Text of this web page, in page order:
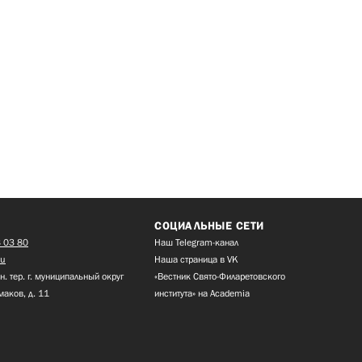
03 80
тер. г. муниципальный округ
д. 11
СОЦИАЛЬНЫЕ СЕТИ
Наш Telegram-канал
Наша страница в VK
«Вестник Свято-Филаретовского
института» на Academia